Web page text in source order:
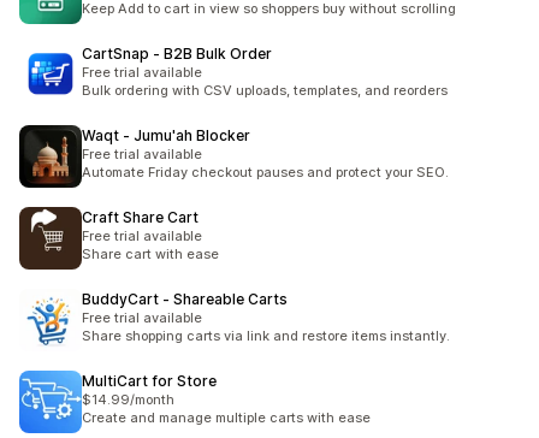
Keep Add to cart in view so shoppers buy without scrolling
CartSnap ‑ B2B Bulk Order
Free trial available
Bulk ordering with CSV uploads, templates, and reorders
Waqt ‑ Jumu'ah Blocker
Free trial available
Automate Friday checkout pauses and protect your SEO.
Craft Share Cart
Free trial available
Share cart with ease
BuddyCart ‑ Shareable Carts
Free trial available
Share shopping carts via link and restore items instantly.
MultiCart for Store
$14.99/month
Create and manage multiple carts with ease